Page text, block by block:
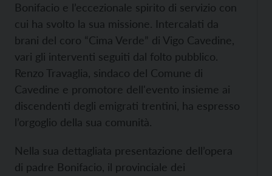
Bonifacio e l’eccezionale spirito di servizio con
cui ha svolto la sua missione. Intercalati da
brani del coro “Cima Verde” di Vigo Cavedine,
vari gli interventi seguiti dal folto pubblico.
Renzo Travaglia, sindaco del Comune di
Cavedine e promotore dell'evento insieme ai
discendenti degli emigrati trentini, ha espresso
l’orgoglio della sua comunità.
Nella sua dettagliata presentazione dell’opera
di padre Bonifacio, il provinciale dei